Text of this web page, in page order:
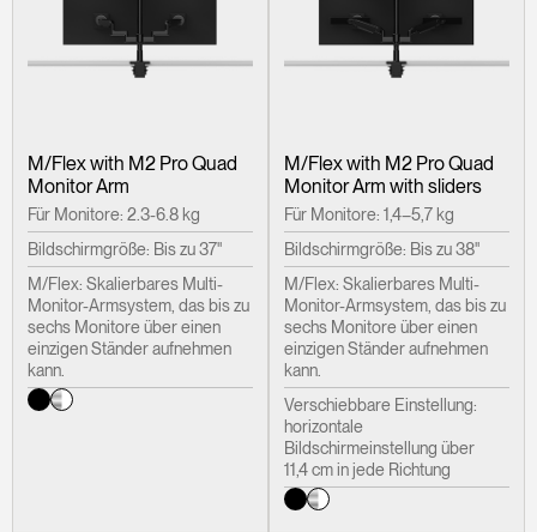
M/Flex with M2 Pro Quad
Monitor Arm
Für Monitore: 2.3-6.8 kg
Bildschirmgröße: Bis zu 37"
M/Flex: Skalierbares Multi-
Monitor-Armsystem, das bis zu
sechs Monitore über einen
einzigen Ständer aufnehmen
kann.
M/Flex with M2 Pro Quad
Monitor Arm with sliders
Für Monitore: 1,4–5,7 kg
Bildschirmgröße: Bis zu 38"
M/Flex: Skalierbares Multi-
Monitor-Armsystem, das bis zu
sechs Monitore über einen
einzigen Ständer aufnehmen
kann.
Verschiebbare Einstellung:
horizontale
Bildschirmeinstellung über
11,4 cm in jede Richtung